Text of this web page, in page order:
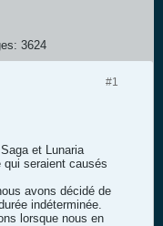
3624
#1
et Lunaria
seraient causés
avons décidé de
indéterminée.
lorsque nous en